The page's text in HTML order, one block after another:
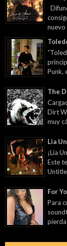
nuevo
Punk,
The
Dirt
muy
Lia
¡Lia
Este
For
Para